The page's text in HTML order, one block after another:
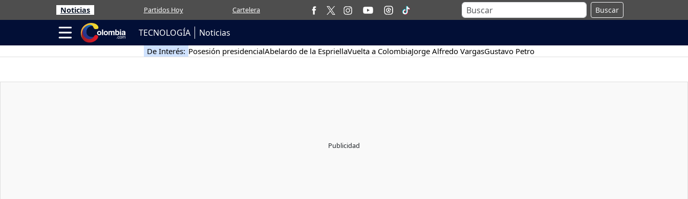
Noticias Partidos Hoy Cartelera Buscar
TECNOLOGÍA Noticias
De Interés: Posesión presidencialAbelardo de la EspriellaVuelta a ColombiaJorge Alfredo VargasGustavo Petro